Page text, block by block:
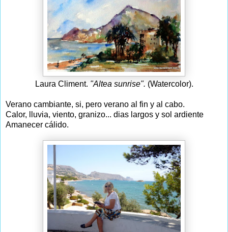
Laura Climent. "Altea sunrise". (Watercolor).
Verano cambiante, si, pero verano al fin y al cabo.
Calor, lluvia, viento, granizo... dias largos y sol ardiente
Amanecer cálido.